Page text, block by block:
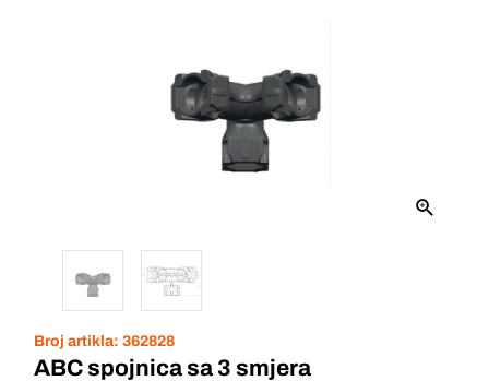
Broj artikla: 362828
ABC spojnica sa 3 smjera